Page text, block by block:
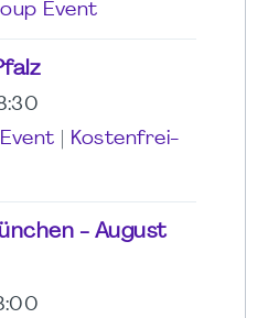
Event
Kostenfrei-
- August